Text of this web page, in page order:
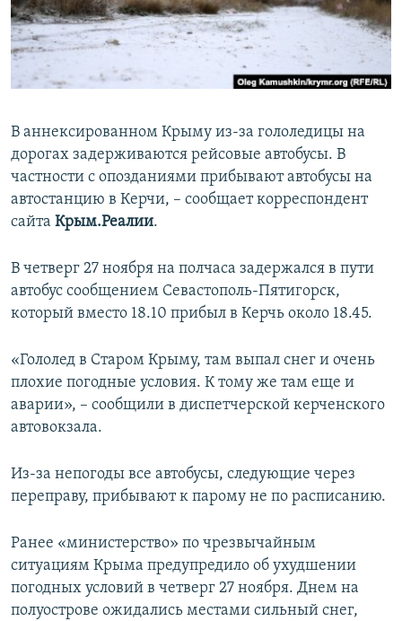
ПОБЕДИТЕЛЕЙ НЕ СУДЯТ?
КРЫМ.НЕПОКОРЕННЫЙ
ELIFBE
ПРИСОЕДИНЯЙТЕСЬ!
Все сайты RFE/RL
В аннексированном Крыму из-за гололедицы на
дорогах задерживаются рейсовые автобусы. В
частности с опозданиями прибывают автобусы на
автостанцию в Керчи, – сообщает корреспондент
сайта Крым.Реалии.
В четверг 27 ноября на полчаса задержался в пути
автобус сообщением Севастополь-Пятигорск,
который вместо 18.10 прибыл в Керчь около 18.45.
«Гололед в Старом Крыму, там выпал снег и очень
плохие погодные условия. К тому же там еще и
аварии», – сообщили в диспетчерской керченского
автовокзала.
Из-за непогоды все автобусы, следующие через
переправу, прибывают к парому не по расписанию.
Ранее «министерство» по чрезвычайным
ситуациям Крыма предупредило об ухудшении
погодных условий в четверг 27 ноября. Днем на
полуострове ожидались местами сильный снег,